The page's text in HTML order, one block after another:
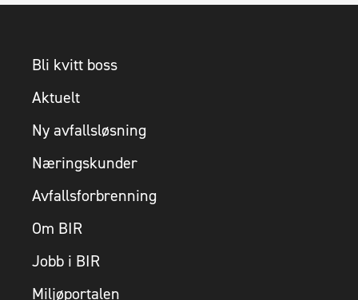
Bli kvitt boss
Aktuelt
Ny avfallsløsning
Næringskunder
Avfallsforbrenning
Om BIR
Jobb i BIR
Miljøportalen